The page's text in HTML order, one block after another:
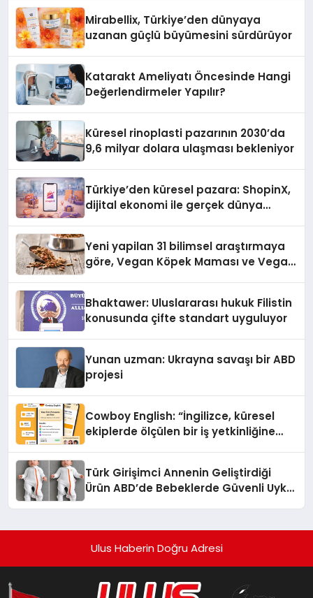
Mirabellix, Türkiye’den dünyaya
uzanan güçlü büyümesini sürdürüyor
Katarakt Ameliyatı Öncesinde Hangi
Değerlendirmeler Yapılır?
Küresel rinoplasti pazarının 2030’da
9,6 milyar dolara ulaşması bekleniyor
Türkiye’den küresel pazara: ShopinX,
dijital ekonomi ile gerçek dünya
Yeni yapilan 31 bilimsel araştırmaya
göre, Vegan Köpek Maması ve Vegan
Bhaktawer: Uluslararası hukuk Filistin
konusunda çifte standart uyguluyor
Yunan uzman: Ukrayna savaşı bir ABD
projesi
Cowboy English: “İngilizce, küresel
ekiplerde ölçülen bir iş yetkinliğine
Türk Girişimci Annenin Geliştirdiği
Ürün ABD’de Bebeklerde Güvenli Uyku
Ulus Haberin Doğru Adresi